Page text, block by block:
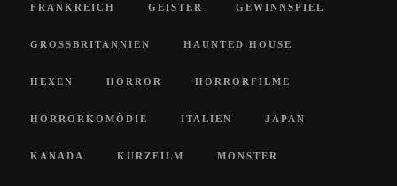
FRANKREICH GEISTER GEWINNSPIEL
GROSSBRITANNIEN HAUNTED HOUSE
HEXEN HORROR HORRORFILME
HORRORKOMÖDIE ITALIEN JAPAN
KANADA KURZFILM MONSTER